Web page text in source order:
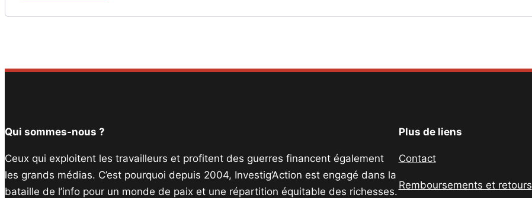
Qui sommes-nous ?
Ceux qui exploitent les travailleurs et profitent des guerres financent également
les grands médias. C’est pourquoi depuis 2004, Investig’Action est engagé dans la
bataille de l’info pour un monde de paix et une répartition équitable des richesses.
Plus de liens
Contact
Remboursements et retours